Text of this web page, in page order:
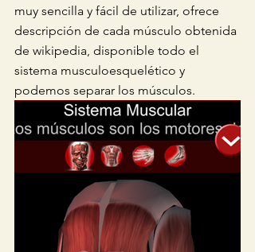
muy sencilla y fácil de utilizar, ofrece
descripción de cada músculo obtenida
de wikipedia, disponible todo el
sistema musculoesquelético y
podemos separar los músculos.